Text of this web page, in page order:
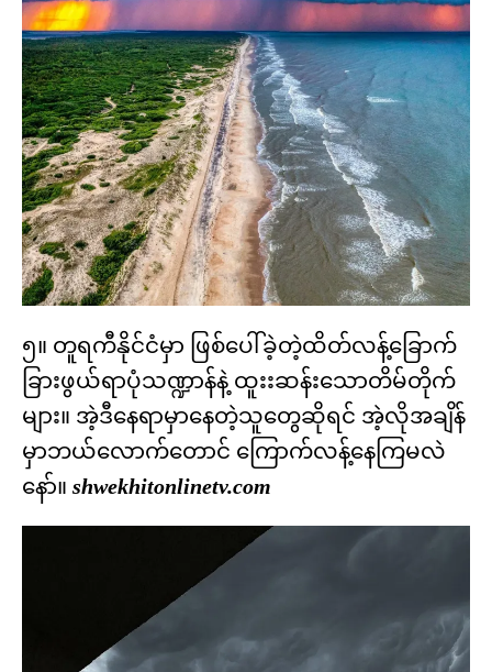
၅။ တူရကီနိုင်ငံမှာ ဖြစ်ပေါ်ခဲ့တဲ့ထိတ်လန့်ခြောက်
ခြားဖွယ်ရာပုံသဏ္ဍာန်နဲ့ ထူးးဆန်းသောတိမ်တိုက်
များ။ အဲ့ဒီနေရာမှာနေတဲ့သူတွေဆိုရင် အဲ့လိုအချိန်
မှာဘယ်လောက်တောင် ကြောက်လန့်နေကြမလဲ
နော်။ shwekhitonlinetv.com